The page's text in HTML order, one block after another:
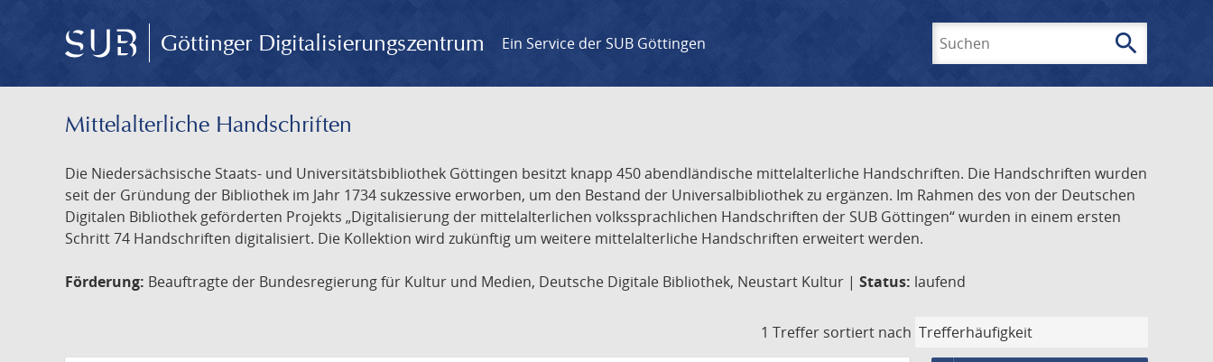
Göttinger Digitalisierungszentrum Ein Service der SUB Göttingen search
Mittelalterliche Handschriften
Die Niedersächsische Staats- und Universitätsbibliothek Göttingen besitzt knapp 450 abendländische mittelalterliche Handschriften. Die Handschriften wurden
seit der Gründung der Bibliothek im Jahr 1734 sukzessive erworben, um den Bestand der Universalbibliothek zu ergänzen. Im Rahmen des von der Deutschen
Digitalen Bibliothek geförderten Projekts „Digitalisierung der mittelalterlichen volkssprachlichen Handschriften der SUB Göttingen“ wurden in einem ersten
Schritt 74 Handschriften digitalisiert. Die Kollektion wird zukünftig um weitere mittelalterliche Handschriften erweitert werden.
Förderung: Beauftragte der Bundesregierung für Kultur und Medien, Deutsche Digitale Bibliothek, Neustart Kultur | Status: laufend
1 Treffer sortiert nach